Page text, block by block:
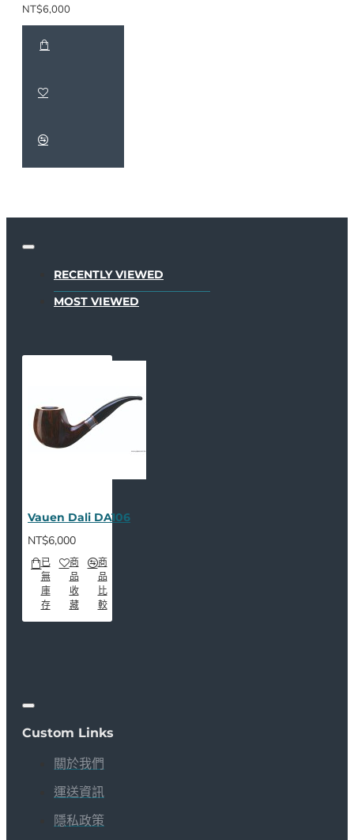
NT$6,000
RECENTLY VIEWED
MOST VIEWED
Vauen Dali DA106
NT$6,000
已
無
庫
存
商
品
收
藏
商
品
比
較
Custom Links
關於我們
運送資訊
隱私政策